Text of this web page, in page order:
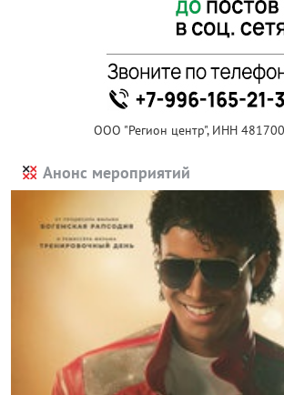
ООО "Регион центр", ИНН
Анонс мероприятий